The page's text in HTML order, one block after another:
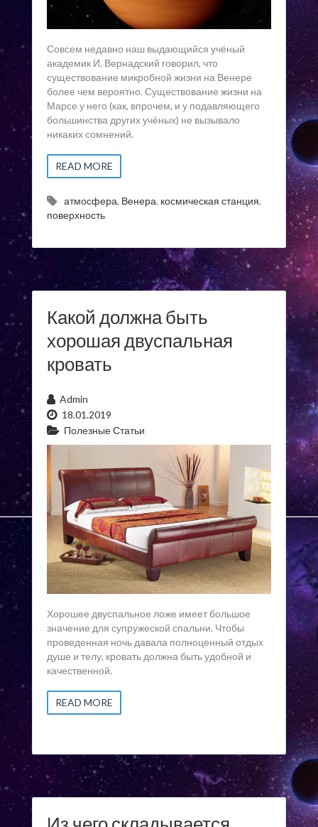
Совсем недавно наш выдающийся учёный
академик И. Вернадский говорил, что
существование микробной жизни на Венере
более чем вероятно. Существование жизни на
Марсе у него (как, впрочем, и у подавляющего
большинства других учёных) не вызывало
никаких сомнений.
READ MORE
атмосфера, Венера, космическая станция,
поверхность
Какой должна быть
хорошая двуспальная
кровать
Admin
18.01.2019
Полезные Статьи
Хорошее двуспальное ложе имеет большое
значение для супружеской спальни. Чтобы
проведенная ночь давала полноценный отдых
душе и телу, кровать должна быть удобной и
качественной.
READ MORE